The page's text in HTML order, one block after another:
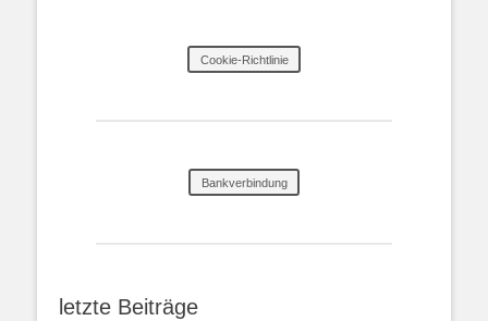
Cookie-Richtlinie
Bankverbindung
letzte Beiträge